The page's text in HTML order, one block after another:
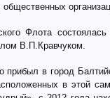
Флота
В.П.Кравчуком.
в город
в этой